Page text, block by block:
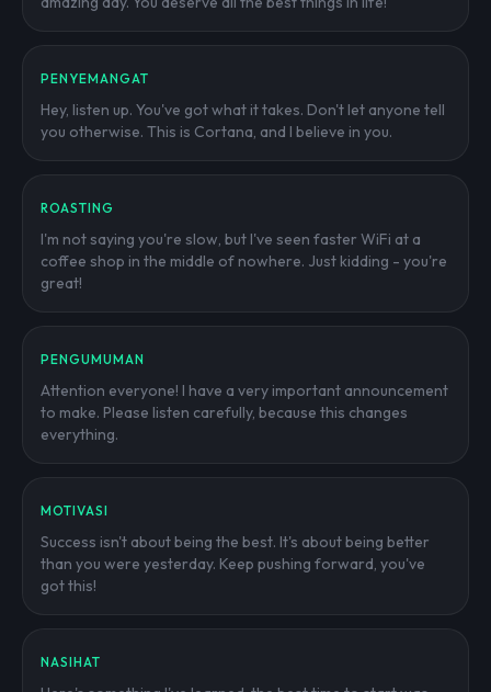
PENYEMANGAT
Hey, listen up. You've got what it takes. Don't let anyone tell
you otherwise. This is Cortana, and I believe in you.
ROASTING
I'm not saying you're slow, but I've seen faster WiFi at a
coffee shop in the middle of nowhere. Just kidding - you're
great!
PENGUMUMAN
Attention everyone! I have a very important announcement
to make. Please listen carefully, because this changes
everything.
MOTIVASI
Success isn't about being the best. It's about being better
than you were yesterday. Keep pushing forward, you've
got this!
NASIHAT